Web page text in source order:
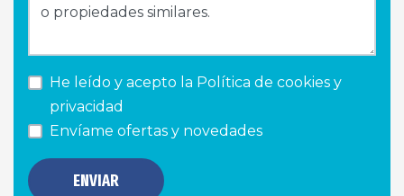
He leído y acepto la Política de cookies y
privacidad
Envíame ofertas y novedades
ENVIAR